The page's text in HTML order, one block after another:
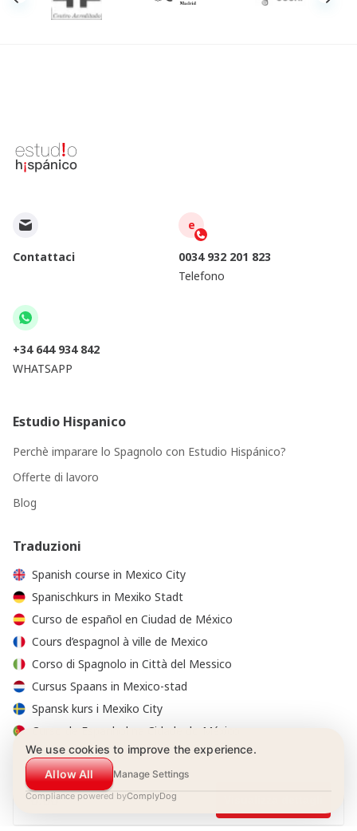
0.00
Contattaci
e
0034 932 201 823
Telefono
+34 644 934 842
WHATSAPP
Estudio Hispanico
Perchè imparare lo Spagnolo con Estudio Hispánico?
Offerte di lavoro
Blog
Traduzioni
Spanish course in Mexico City
Spanischkurs in Mexiko Stadt
Curso de español en Ciudad de México
Cours d’espagnol à ville de Mexico
Corso di Spagnolo in Città del Messico
Cursus Spaans in Mexico-stad
Spansk kurs i Mexiko City
Curso de Espanhol na Cidade do México
We use cookies to improve the experience.
Allow All
Manage Settings
Compliance powered byComplyDog